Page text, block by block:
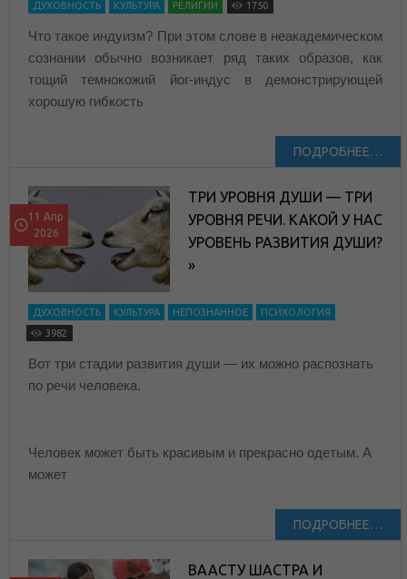
ДУХОВНОСТЬ КУЛЬТУРА РЕЛИГИИ 1750
Что такое индуизм? При этом слове в неакадемическом
сознании обычно возникает ряд таких образов, как
тощий темнокожий йог-индус в демонстрирующей
хорошую гибкость
ПОДРОБНЕЕ…
11 Апр
2026
ТРИ УРОВНЯ ДУШИ — ТРИ
УРОВНЯ РЕЧИ. КАКОЙ У НАС
УРОВЕНЬ РАЗВИТИЯ ДУШИ?
»
ДУХОВНОСТЬ КУЛЬТУРА НЕПОЗНАННОЕ
ПСИХОЛОГИЯ
3982
Вот три стадии развития души — их можно распознать
по речи человека.
Человек может быть красивым и прекрасно одетым. А
может
ПОДРОБНЕЕ…
ВААСТУ ШАСТРА И